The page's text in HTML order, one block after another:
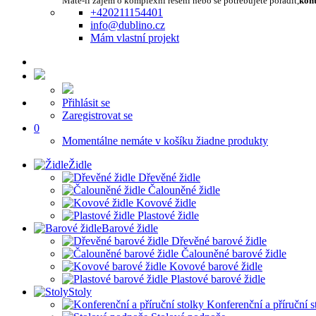
+420211154401
info@dublino.cz
Mám vlastní projekt
Přihlásit se
Zaregistrovat se
0
Momentálne nemáte v košíku žiadne produkty
Židle
Dřevěné židle
Čalouněné židle
Kovové židle
Plastové židle
Barové židle
Dřevěné barové židle
Čalouněné barové židle
Kovové barové židle
Plastové barové židle
Stoly
Konferenční a příruční